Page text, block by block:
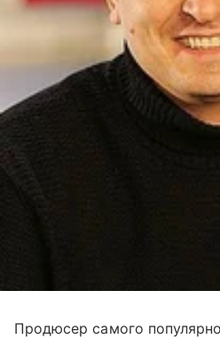
Продюсер самого